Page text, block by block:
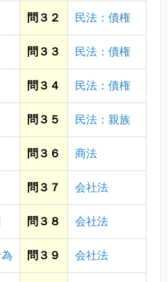
問３２ 民法：債権
問３３ 民法：債権
問３４ 民法：債権
問３５ 民法：親族
問３６ 商法
問３７ 会社法
問３８ 会社法
問３９ 会社法